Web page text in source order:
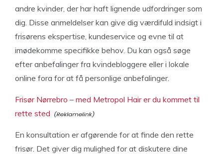
andre kvinder, der har haft lignende udfordringer som
dig. Disse anmeldelser kan give dig værdifuld indsigt i
frisørens ekspertise, kundeservice og evne til at
imødekomme specifikke behov. Du kan også søge
efter anbefalinger fra kvindebloggere eller i lokale
online fora for at få personlige anbefalinger.
Frisør Nørrebro – med Metropol Hair er du kommet til
rette sted
En konsultation er afgørende for at finde den rette
frisør. Det giver dig mulighed for at diskutere dine